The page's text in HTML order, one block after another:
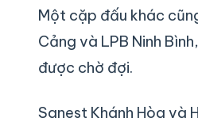
Một cặp đấu khác
Cảng và LPB Ninh
được chờ đợi.
Sanest Khánh Hòa và